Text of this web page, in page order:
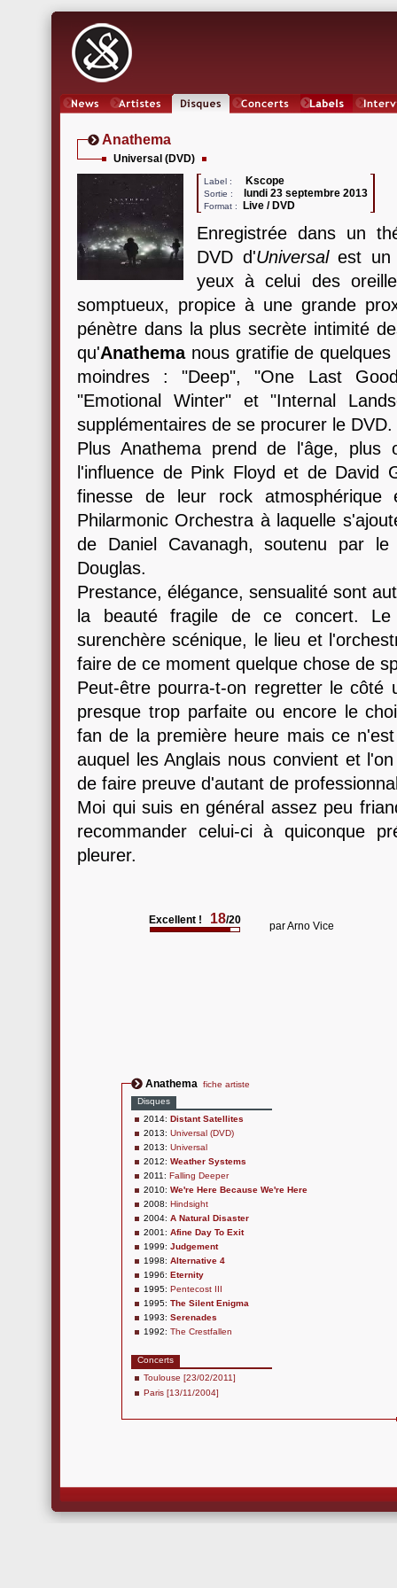
Anathema
Universal (DVD)
Label : Kscope
Sortie : lundi 23 septembre 2013
Format : Live / DVD
Enregistrée dans un
DVD d'Universalest un
yeux à celui des
somptueux, propice à une grande
pénètre dans la plus secrète intimité
qu'Anathemanous gratifie de quelques
moindres : "Deep", "One Last
"Emotional Winter" et "Internal
supplémentaires de se procurer le DVD.
Plus Anathema prend de l'âge,
l'influence de Pink Floyd et de David
finesse de leur rock
Philarmonic Orchestra à laquelle
de Daniel Cavanagh, soutenu par
Douglas.
Prestance, élégance, sensualité sont
la beauté fragile de ce concert.
surenchère scénique, le lieu et
faire de ce moment quelque chose de
Peut-être pourra-t-on regretter le
presque trop parfaite ou encore le
fan de la première heure mais ce
auquel les Anglais nous convient et
de faire preuve d'autant de
Moi qui suis en général assez peu
recommander celui-ci à quiconque
pleurer.
Excellent ! 18/20 parArno Vice
Anathema fiche artiste
Disques
2014: Distant Satellites
2013: Universal (DVD)
2013: Universal
2012: Weather Systems
2011: Falling Deeper
2010: We're Here Because We're Here
2008: Hindsight
2004: A Natural Disaster
2001: Afine Day To Exit
1999: Judgement
1998: Alternative 4
1996: Eternity
1995: Pentecost III
1995: The Silent Enigma
1993: Serenades
1992: The Crestfallen
Concerts
Toulouse [23/02/2011]
Paris [13/11/2004]